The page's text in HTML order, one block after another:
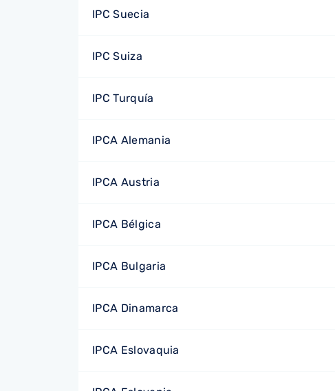
IPC Suecia
IPC Suiza
IPC Turquía
IPCA Alemania
IPCA Austria
IPCA Bélgica
IPCA Bulgaria
IPCA Dinamarca
IPCA Eslovaquia